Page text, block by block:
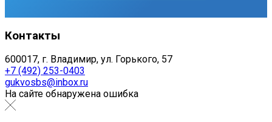
Контакты
600017, г. Владимир, ул. Горького, 57
+7 (492) 253-0403
gukvosbs@inbox.ru
На сайте обнаружена ошибка